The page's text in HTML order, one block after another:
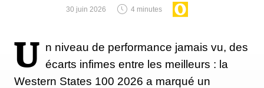
mode marche est caché à côté de la boucle
le mécanisme par inadvertance. C’est clairement une
chaussure qui priorise la descente, les montées se
feront plus tranquillement.
30 juin 2026 4 minutes
U n niveau de performance jamais vu, des
écarts infimes entre les meilleurs : la
Western States 100 2026 a marqué un